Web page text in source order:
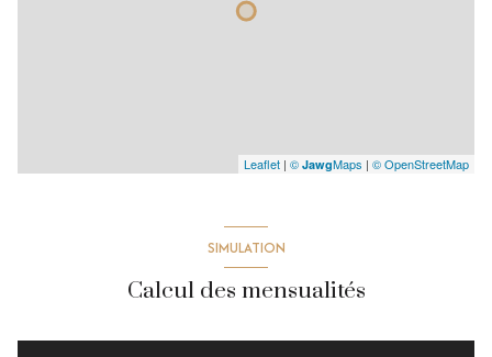
Leaflet | © JawgMaps | © OpenStreetMap
SIMULATION
Calcul des mensualités